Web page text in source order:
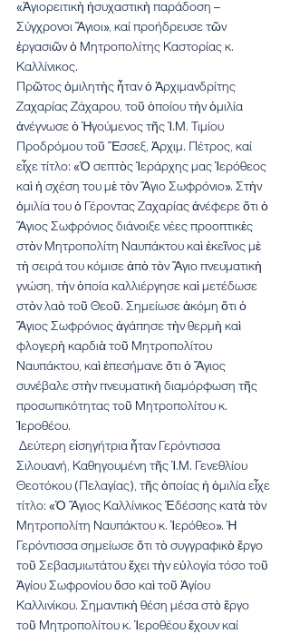
«Ἁγιορειτικὴ ἡσυχαστικὴ παράδοση –
Σύγχρονοι Ἅγιοι», καί προήδρευσε τῶν
ἐργασιῶν ὁ Μητροπολίτης Καστορίας κ.
Καλλίνικος.
Πρῶτος ὁμιλητὴς ἦταν ὁ Ἀρχιμανδρίτης
Ζαχαρίας Ζάχαρου, τοῦ ὁποίου τὴν ὁμιλία
ἀνέγνωσε ὁ Ἡγούμενος τῆς Ἱ.Μ. Τιμίου
Προδρόμου τοῦ Ἔσσεξ, Ἀρχιμ. Πέτρος, καί
εἶχε τίτλο: «Ὁ σεπτὸς Ἱεράρχης μας Ἱερόθεος
καὶ ἡ σχέση του μὲ τὸν Ἅγιο Σωφρόνιο». Στὴν
ὁμιλία του ὁ Γέροντας Ζαχαρίας ἀνέφερε ὅτι ὁ
Ἅγιος Σωφρόνιος διάνοιξε νέες προοπτικὲς
στὸν Μητροπολίτη Ναυπάκτου καὶ ἐκεῖνος μὲ
τὴ σειρά του κόμισε ἀπὸ τὸν Ἅγιο πνευματικὴ
γνώση, τὴν ὁποία καλλιέργησε καὶ μετέδωσε
στὸν λαὸ τοῦ Θεοῦ. Σημείωσε ἀκόμη ὅτι ὁ
Ἅγιος Σωφρόνιος ἀγάπησε τὴν θερμὴ καὶ
φλογερὴ καρδιὰ τοῦ Μητροπολίτου
Ναυπάκτου, καὶ ἐπεσήμανε ὅτι ὁ Ἅγιος
συνέβαλε στὴν πνευματικὴ διαμόρφωση τῆς
προσωπικότητας τοῦ Μητροπολίτου κ.
Ἱεροθέου.
Σιλουανή, Καθηγουμένη τῆς Ἱ.Μ. Γενεθλίου
Θεοτόκου (Πελαγίας), τῆς ὁποίας ἡ ὁμιλία εἶχε
τίτλο: «Ὁ Ἅγιος Καλλίνικος Ἐδέσσης κατὰ τὸν
Μητροπολίτη Ναυπάκτου κ. Ἱερόθεο». Ἡ
Γερόντισσα σημείωσε ὅτι τὸ συγγραφικὸ ἔργο
τοῦ Σεβασμιωτάτου ἔχει τὴν εὐλογία τόσο τοῦ
Ἁγίου Σωφρονίου ὅσο καὶ τοῦ Ἁγίου
Καλλινίκου. Σημαντικὴ θέση μέσα στὸ ἔργο
τοῦ Μητροπολίτου κ. Ἱεροθέου ἔχουν καί